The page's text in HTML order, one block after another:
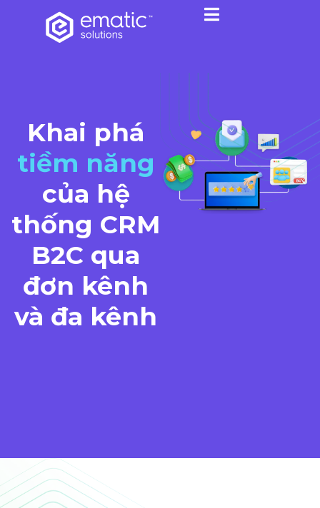
Khai phá
tiềm năng
của hệ
thống CRM
B2C qua
đơn kênh
và đa kênh